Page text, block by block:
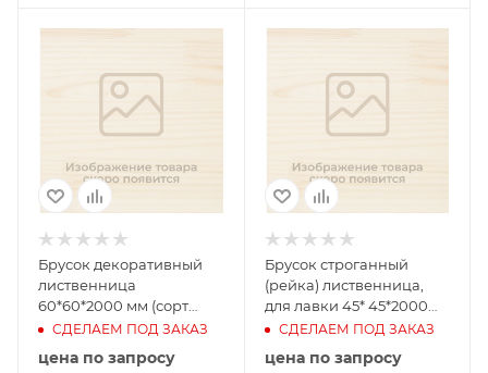
Брусок декоративный
лиственница
60*60*2000 мм (сорт
Прима)
СДЕЛАЕМ ПОД ЗАКАЗ
цена по запросу
Брусок строганный
(рейка) лиственница,
для лавки 45* 45*2000
мм (сорт АБ)
СДЕЛАЕМ ПОД ЗАКАЗ
цена по запросу